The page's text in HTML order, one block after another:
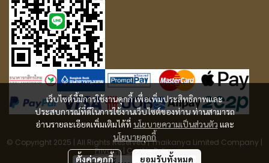
เว็บไซต์นี้มีการใช้งานคุกกี้ เพื่อเพิ่มประสิทธิภาพและ
ประสบการณ์ที่ดีในการใช้งานเว็บไซต์ของท่าน ท่านสามารถ
อ่านรายละเอียดเพิ่มเติมได้ที่ นโยบายความเป็นส่วนตัว และ
นโยบายคุกกี้
ตั้งค่าคุกกี้ ยอมรับทั้งหมด
© Copyright 2025 | All Rights Reserved | Thaikanya Limited Company |
Privacy| Cookie Policy